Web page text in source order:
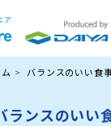
バランスのいい食
ランスのいい